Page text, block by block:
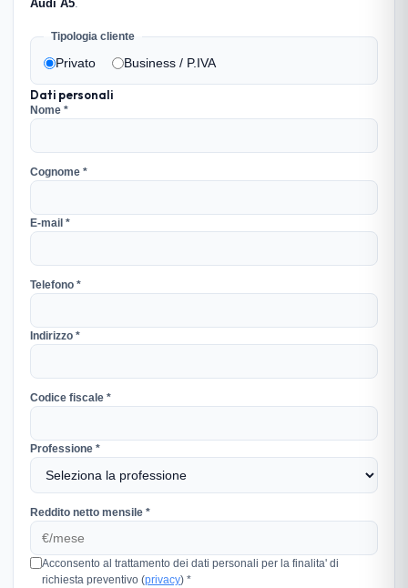
Audi A5.
Tipologia cliente
Privato Business / P.IVA
Dati personali
Nome *
Cognome *
E-mail *
Telefono *
Indirizzo *
Codice fiscale *
Professione *
Reddito netto mensile *
Acconsento al trattamento dei dati personali per la finalita' di
richiesta preventivo (privacy) *